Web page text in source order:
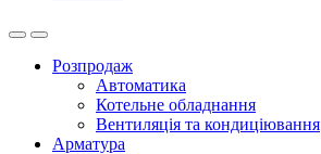
OpenClose
Розпродаж
Автоматика
Котельне обладнання
Вентиляція та кондиціювання
Арматура